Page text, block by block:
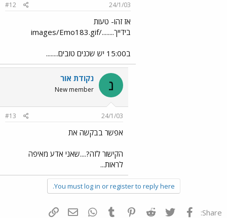
24/1/03
#12
אז זהו- טעות
בידייך......../images/Emo183.gif
ב15:00 יש שכנים טובים........
נ נקודת אור
New member
24/1/03
#13
אפשר בבקשה את
הקישור לזה?....שאני אדע מאיפה
לראות...
You must log in or register to reply here.
Share: פייסבוק Twitter
Reddit
Pinterest
Tumblr
WhatsAppדואר אלקטרוני